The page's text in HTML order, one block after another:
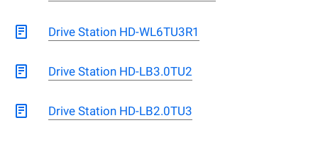
Drive Station HD-WL6TU3R1
Drive Station HD-LB3.0TU2
Drive Station HD-LB2.0TU3